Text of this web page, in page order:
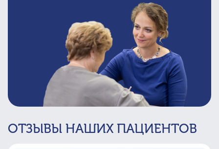
ОТЗЫВЫ НАШИХ ПАЦИЕНТОВ